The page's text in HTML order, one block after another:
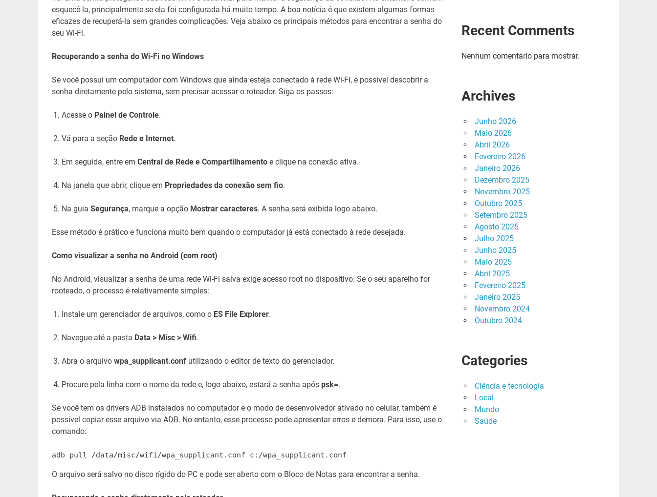
esquecê-la, principalmente se ela foi configurada há muito tempo. A boa notícia é que existem algumas formas
eficazes de recuperá-la sem grandes complicações. Veja abaixo os principais métodos para encontrar a senha do
seu Wi-Fi.
Recuperando a senha do Wi-Fi no Windows
Se você possui um computador com Windows que ainda esteja conectado à rede Wi-Fi, é possível descobrir a
senha diretamente pelo sistema, sem precisar acessar o roteador. Siga os passos:
Acesse o Painel de Controle.
Vá para a seção Rede e Internet.
Em seguida, entre em Central de Rede e Compartilhamentoe clique na conexão ativa.
Na janela que abrir, clique em Propriedades da conexão sem fio.
Na guia Segurança, marque a opção Mostrar caracteres. A senha será exibida logo abaixo.
Esse método é prático e funciona muito bem quando o computador já está conectado à rede desejada.
Como visualizar a senha no Android (com root)
No Android, visualizar a senha de uma rede Wi-Fi salva exige acesso root no dispositivo. Se o seu aparelho for
rooteado, o processo é relativamente simples:
Instale um gerenciador de arquivos, como o ES File Explorer.
Navegue até a pasta Data > Misc > Wifi.
Abra o arquivo wpa_supplicant.confutilizando o editor de texto do gerenciador.
Procure pela linha com o nome da rede e, logo abaixo, estará a senha após psk=.
Se você tem os drivers ADB instalados no computador e o modo de desenvolvedor ativado no celular, também é
possível copiar esse arquivo via ADB. No entanto, esse processo pode apresentar erros e demora. Para isso, use o
comando:
adb pull /data/misc/wifi/wpa_supplicant.conf c:/wpa_supplicant.conf
O arquivo será salvo no disco rígido do PC e pode ser aberto com o Bloco de Notas para encontrar a senha.
Recent Comments
Nenhum comentário para mostrar.
Archives
Junho 2026
Maio 2026
Abril 2026
Fevereiro 2026
Janeiro 2026
Dezembro 2025
Novembro 2025
Outubro 2025
Setembro 2025
Agosto 2025
Julho 2025
Junho 2025
Maio 2025
Abril 2025
Fevereiro 2025
Janeiro 2025
Novembro 2024
Outubro 2024
Categories
Ciência e tecnologia
Local
Mundo
Saúde